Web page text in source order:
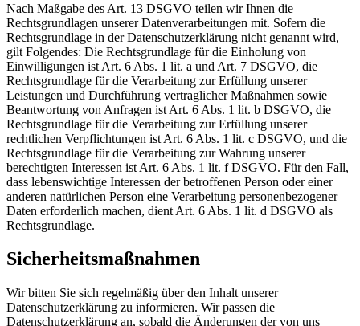
Nach Maßgabe des Art. 13 DSGVO teilen wir Ihnen die
Rechtsgrundlagen unserer Datenverarbeitungen mit. Sofern die
Rechtsgrundlage in der Datenschutzerklärung nicht genannt wird,
gilt Folgendes: Die Rechtsgrundlage für die Einholung von
Einwilligungen ist Art. 6 Abs. 1 lit. a und Art. 7 DSGVO, die
Rechtsgrundlage für die Verarbeitung zur Erfüllung unserer
Leistungen und Durchführung vertraglicher Maßnahmen sowie
Beantwortung von Anfragen ist Art. 6 Abs. 1 lit. b DSGVO, die
Rechtsgrundlage für die Verarbeitung zur Erfüllung unserer
rechtlichen Verpflichtungen ist Art. 6 Abs. 1 lit. c DSGVO, und die
Rechtsgrundlage für die Verarbeitung zur Wahrung unserer
berechtigten Interessen ist Art. 6 Abs. 1 lit. f DSGVO. Für den Fall,
dass lebenswichtige Interessen der betroffenen Person oder einer
anderen natürlichen Person eine Verarbeitung personenbezogener
Daten erforderlich machen, dient Art. 6 Abs. 1 lit. d DSGVO als
Rechtsgrundlage.
Sicherheitsmaßnahmen
Wir bitten Sie sich regelmäßig über den Inhalt unserer
Datenschutzerklärung zu informieren. Wir passen die
Datenschutzerklärung an, sobald die Änderungen der von uns